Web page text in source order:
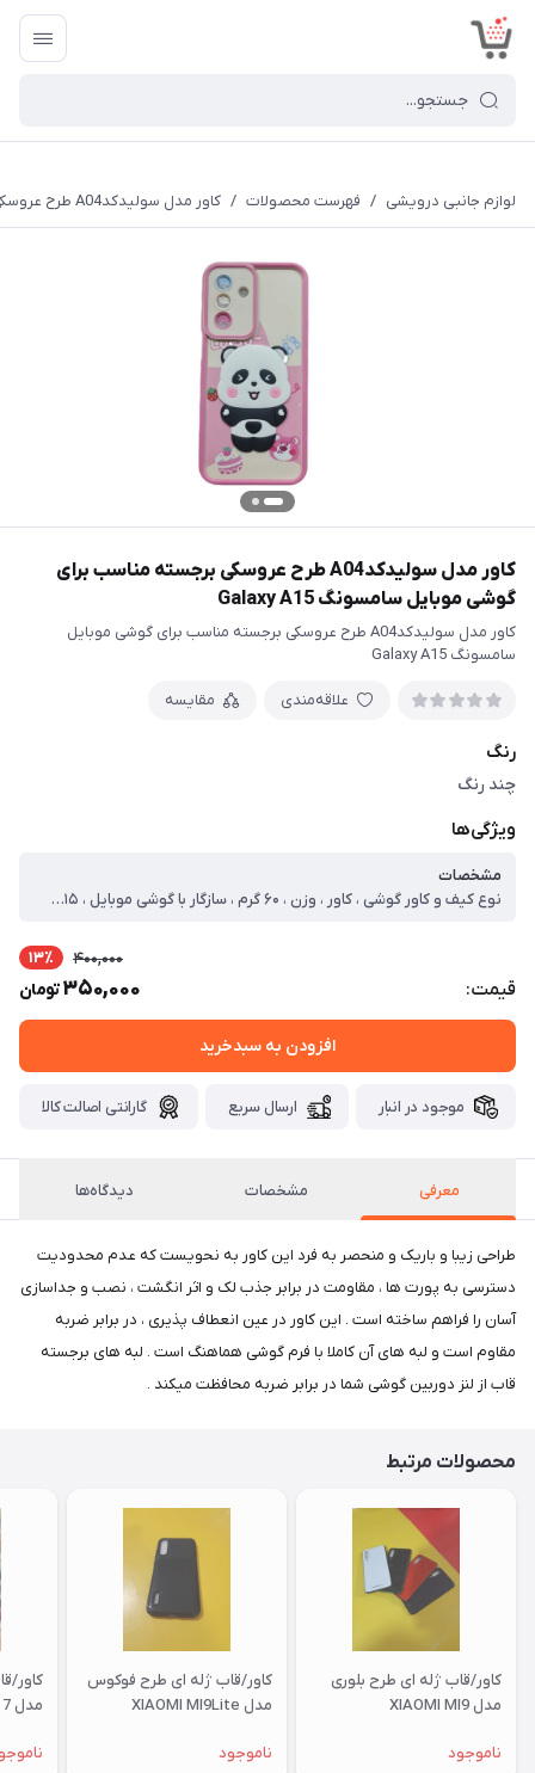
لوازم جانبی درویشی / فهرست محصولات / کاور مدل سولیدکدA04 طرح عروسکی برجسته مناسب برای گوشی موبایل سامسونگ Galaxy A15
کاور مدل سولیدکدA04 طرح عروسکی برجسته مناسب برای
گوشی موبایل سامسونگ Galaxy A15
کاور مدل سولیدکدA04 طرح عروسکی برجسته مناسب برای گوشی موبایل
سامسونگ Galaxy A15
علاقه‌مندی مقایسه
رنگ
چند رنگ
ویژگی‌ها
مشخصات
نوع کیف و کاور گوشی ، کاور ، وزن ، ۶۰ گرم ، سازگار با گوشی موبایل ، Samsung Galaxy A۱۵ ، ساختار ، مات ، سطح پوشش ، قاب پشتی ، لبه بالایی ، لبه پایینی ، لبه چپ ، لبه راست ، حفاظت از دکمه‌ها
قیمت:
400,000 13٪
350,000تومان
افزودن به سبدخرید
موجود در انبار ارسال سریع گارانتی اصالت کالا
معرفی مشخصات دیدگاه‌ها
طراحی زیبا و باریک و منحصر به فرد این کاور به نحویست که عدم محدودیت
دسترسی به پورت ها ، مقاومت در برابر جذب لک و اثر انگشت ، نصب و جداسازی
آسان را فراهم ساخته است . این کاور در عین انعطاف پذیری ، در برابر ضربه
مقاوم است و لبه های آن کاملا با فرم گوشی هماهنگ است . لبه های برجسته
قاب از لنز دوربین گوشی شما در برابر ضربه محافظت میکند .
محصولات مرتبط
کاور/قاب ژله ای طرح بلوری
مدل XIAOMI MI9
ناموجود
کاور/قاب ژله ای طرح فوکوس
مدل XIAOMI MI9Lite
ناموجود
کاور/
مدل XIAOMI RM 7